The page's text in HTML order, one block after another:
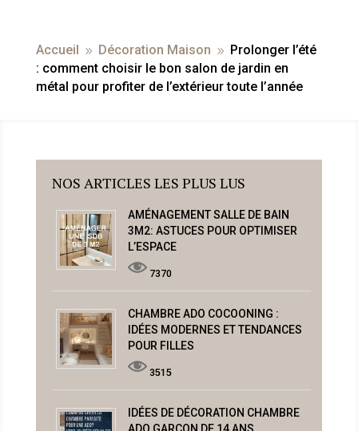
Accueil 9 Décoration Maison 9
Prolonger l’été
: comment choisir le bon salon de jardin en
métal pour profiter de l’extérieur toute l’année
NOS ARTICLES LES PLUS LUS
AMÉNAGEMENT SALLE DE BAIN
3M2: ASTUCES POUR OPTIMISER
L’ESPACE
7370
CHAMBRE ADO COCOONING :
IDÉES MODERNES ET TENDANCES
POUR FILLES
3515
IDÉES DE DÉCORATION CHAMBRE